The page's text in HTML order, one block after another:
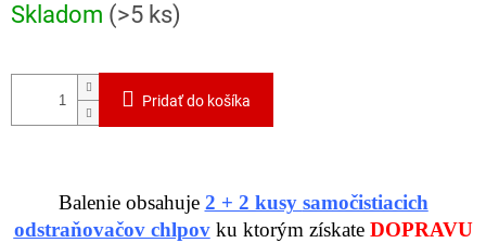
cena:
Skladom (>5 ks)
Pridať do košíka
Balenie obsahuje 2 + 2 kusy samočistiacich
odstraňovačov chlpov ku ktorým získate DOPRAVU